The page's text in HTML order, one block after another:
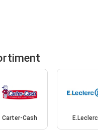
Carter-Cash E.Leclerc